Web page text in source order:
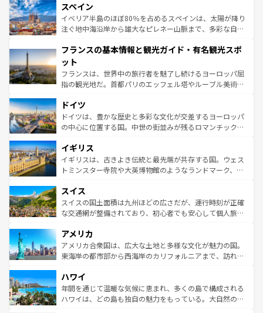
ろん、トスカーナの美しい田園風景やアマルフィ海岸の絶
景など、自然景観も見逃せない。観光の合間には、本場の
ピザやパスタなど、絶品のイタリア料理を堪能することも
ませてくれるイタリアで、忘れられない旅をしてみよう！
なお、新着のイタリア情報は
しい。
スペイン
イベリア半島のほぼ80％を占めるスペインは、太陽が降り
注ぐ地中海沿岸から雄大なピレネー山脈まで、多彩な自然
文化が根付くこの国では、情熱的なフラメンコ、熱気あふ
れる闘牛、そして美味しいタパスが生活の一部となってい
る。首都マドリードの洗練された雰囲気や、バルセロナの
アートに溢れた街角から、地方では古代ローマ遺跡や中世
せる。地方によって風土や気候が異なるスペインはその個
性で訪れる人を魅了する。 なお、新着のスペイン情報は コ
ンテンツ一覧を参照してほしい。
フランスの基本情報と観光ガイド・有名観光スポ
ット
フランスは、世界中の旅行者を魅了し続けるヨーロッパ屈
指の観光地だ。首都パリのエッフェル塔やルーブル美術館
で、幅広い魅力が詰まっている。華麗な宮殿、歴史的な大
聖堂、美しいビーチ、そして豊かな自然が、訪れる者を心
から魅了する。また、フランスは美食の国としても知ら
いる。シャンパンの発祥地であるランス、プロヴァンスの
香り高いラベンダー畑など、多彩な楽しみ方が可能だ。さ
らに、パリ以外の地域にも魅力が溢れており、どの街角に
れる地方に足を運ぶとそれぞれで全く異なる文化を体験で
きるだろう。 なお、新着のフランス情報はコンテンツ一覧
を参照してほしい。
ドイツ
ドイツは、豊かな歴史と多彩な文化が交差するヨーロッパ
の中心に位置する国。中世の街並みが残るロマンチック街
顔を持つこの国は、どこを歩いても飽きることがない。ベ
ルリンの文化的活気、バイエルン州のアルプスの絶景、そ
してライン川沿いのワイン畑といった風景は必見。ビール
は、お酒好きな人にはぜひ体験してほしい。 なお、新着の
ドイツ情報はコンテンツ一覧を参照してほしい。
イギリス
イギリスは、古きよき伝統と最先端が共存する国。ウェス
トミンスター寺院や大英博物館のようなランドマーク、歴
リアごとに異なる魅力がある。また、優雅なアフタヌーン
ティー、ビール好きにはたまらない英国パブ、サッカー観
戦など、本場だからこそできる体験も豊富。イギリスを旅
ンツ一覧を参照してほしい。
スイス
スイスの国土面積は九州ほどの広さだが、運行時刻が正確
な交通網が整備されており、初心者でも安心して個人旅行
の建物がそのまま残る町や、スイスならではのユニークな
博物館もあり、アルプス観光だけでなく町歩きも満喫する
ことができる。国民の所得が高いため物価も高いが、旅行
ば市内交通費無料で観光を楽しむこともできる。 なお、新
着のスイス情報はコンテンツ一覧 を参照してほしい。
アメリカ
アメリカ合衆国は、広大な土地と多様な文化が魅力の国。
東海岸の都市部から西海岸のカリフォルニアまで、訪れる
のような巨大都市は、観光、ショッピング、エンターテイ
ンメントが詰まった刺激的なスポットだ。一方、アメリカ
西部には大自然が広がり、グランドキャニオンやイエロー
ハワイ
年間を通じて温暖な気候に恵まれ、多くの島で構成される
ハワイは、どの島も独自の魅力をもっている。大自然の神